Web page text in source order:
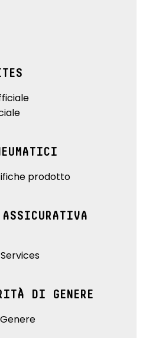
prodotto
ASSICURATIVA
DI GENERE